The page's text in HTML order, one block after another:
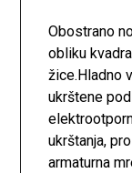
Obostrano
obliku
žice.Hladno
ukrštene
ukrštanja,
armaturna